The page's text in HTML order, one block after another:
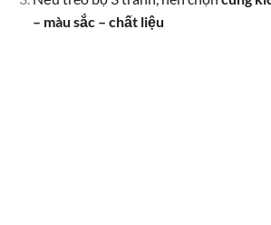
– màu sắc – chất liệu